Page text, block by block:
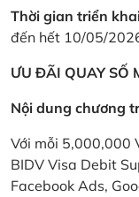
Thời gian triển
đến hết 10/05/
ƯU ĐÃI QUAY SỐ
Nội dung chương
Với mỗi 5,000,000
BIDV Visa Debit
Facebook Ads,